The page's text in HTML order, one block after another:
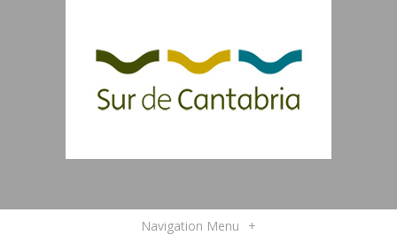
Navigation Menu +